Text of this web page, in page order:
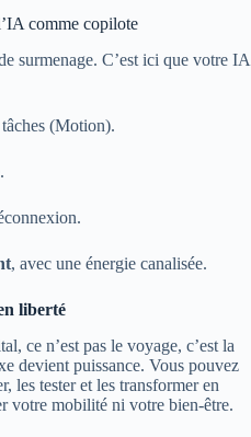
comme copilote
surmenage. C’est ici que votre IA
(Motion).
, avec une énergie canalisée.
liberté
ce n’est pas le voyage, c’est la
devient puissance. Vous pouvez
les tester et les transformer en
votre mobilité ni votre bien-être.